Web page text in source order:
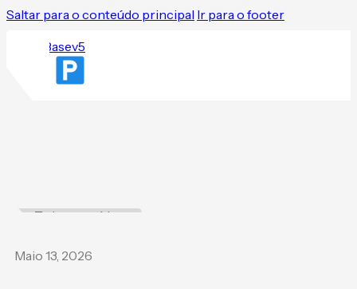
Saltar para o conteúdo principal Ir para o footer
Todas as notícias
Maio 13, 2026